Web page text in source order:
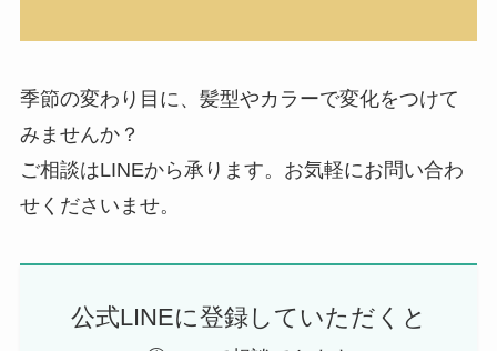
季節の変わり目に、髪型やカラーで変化をつけて
みませんか？
ご相談はLINEから承ります。お気軽にお問い合わ
せくださいませ。
公式LINEに登録していただくと